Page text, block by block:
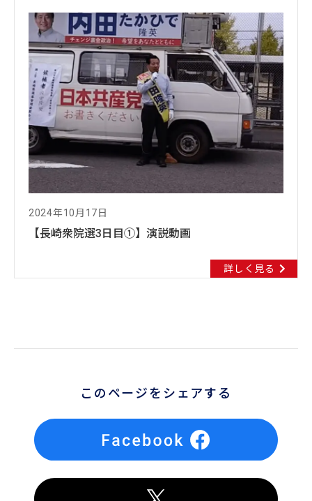
2024年10月17日
【長崎衆院選3日目①】演説動画
詳しく見る
このページをシェアする